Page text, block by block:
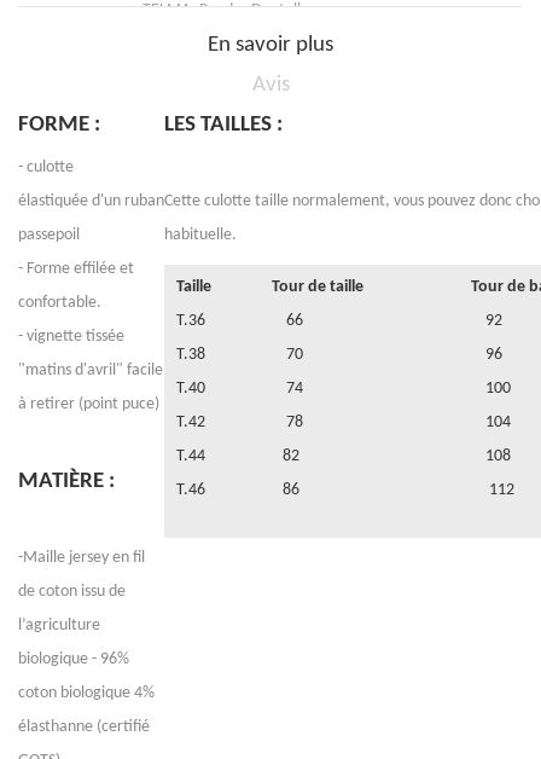
TELMA- Poudre Dentelle
En savoir plus
Avis
FORME :
- culotte
élastiquée d'un ruban
passepoil
- Forme effilée et
confortable.
- vignette tissée
"matins d'avril" facile
à retirer (point puce)
MATIÈRE :
-Maille jersey en fil
de coton issu de
l’agriculture
biologique - 96%
coton biologique 4%
élasthanne (certifié
LES TAILLES :
Cette culotte taille normalement, vous pouvez donc
habituelle.
Taille Tour de taille
Tour de
T.36
66
92
T.38
70
96
T.40
74
100
T.42
78
104
T.44
82
108
T.46
86 112